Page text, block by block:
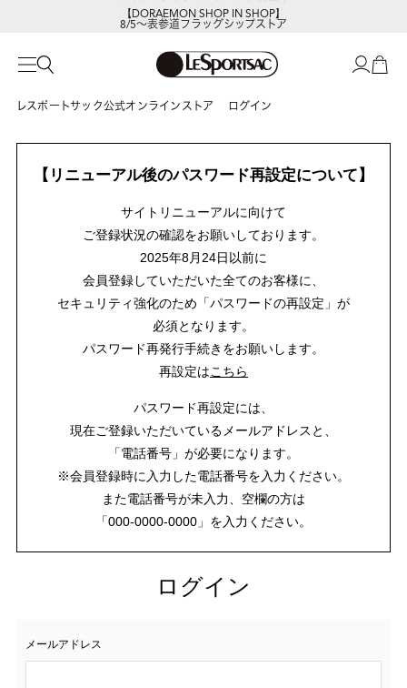
【DORAEMON SHOP IN SHOP】
8/5～表参道フラッグシップストア
レスポートサック公式オンラインストア ログイン
【リニューアル後のパスワード再設定について】
サイトリニューアルに向けて
ご登録状況の確認をお願いしております。
2025年8月24日以前に
会員登録していただいた全てのお客様に、
セキュリティ強化のため「パスワードの再設定」が
必須となります。
パスワード再発行手続きをお願いします。
再設定はこちら
パスワード再設定には、
現在ご登録いただいているメールアドレスと、
「電話番号」が必要になります。
※会員登録時に入力した電話番号を入力ください。
また電話番号が未入力、空欄の方は
「000-0000-0000」を入力ください。
ログイン
メールアドレス